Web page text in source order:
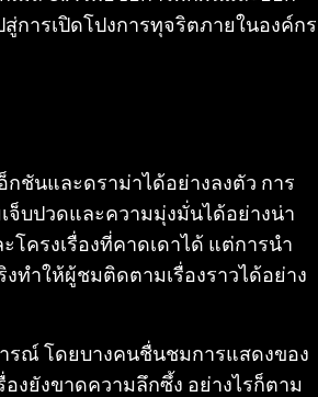
การเปิดโปงการทุจริตภายในองค์กร
ชันและดราม่าได้อย่างลงตัว การ
จ็บปวดและความมุ่งมั่นได้อย่างน่า
ครงเรื่องที่คาดเดาได้ แต่การนำ
ทำให้ผู้ชมติดตามเรื่องราวได้อย่าง
รณ์ โดยบางคนชื่นชมการแสดงของ
งยังขาดความลึกซึ้ง อย่างไรก็ตาม